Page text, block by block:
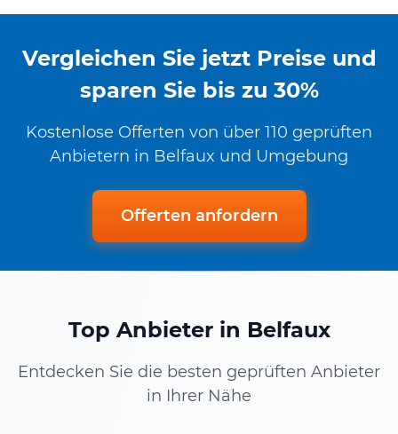
Vergleichen Sie jetzt Preise und
sparen Sie bis zu 30%
Kostenlose Offerten von über 110 geprüften
Anbietern in Belfaux und Umgebung
Offerten anfordern
Top Anbieter in Belfaux
Entdecken Sie die besten geprüften Anbieter
in Ihrer Nähe